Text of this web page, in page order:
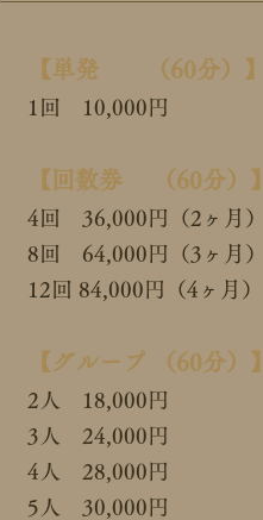
【単発 （60分）】
1回 10,000円
【回数券 （60分）】
4回 36,000円（2ヶ月）
8回 64,000円（3ヶ月）
12回 84,000円（4ヶ月）
【グループ （60分）】
2人 18,000円
3人 24,000円
4人 28,000円
5人 30,000円